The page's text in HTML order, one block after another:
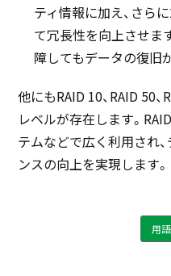
ティ情報に加え、さら
て冗長性を向上させま
障してもデータの復旧
他にもRAID 10、RAID 50
レベルが存在します。
テムなどで広く利用され
ンスの向上を実現します。
用